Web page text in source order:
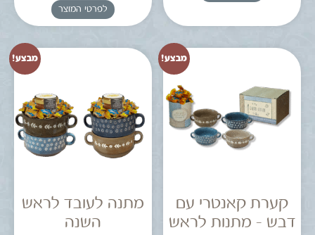
לפרטי המוצר
מבצע!
קערת קאנטרי עם
דבש – מתנות לראש
מבצע!
מתנה לעובד לראש
השנה